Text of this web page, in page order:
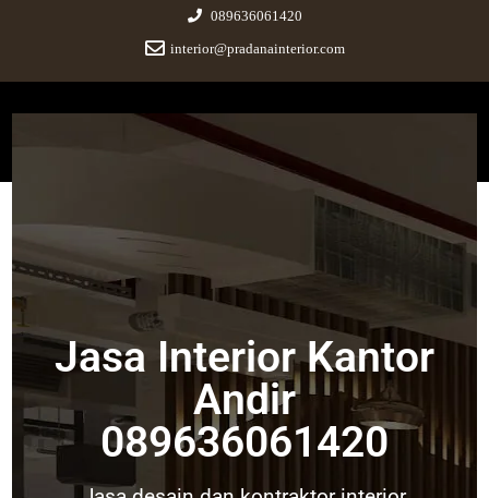
089636061420
interior@pradanainterior.com
Pradana Interior
Innovative Design and Build
Jasa Interior Kantor Andir
089636061420
September 22, 2023|No Comments
Jasa Interior Kantor
Andir
089636061420